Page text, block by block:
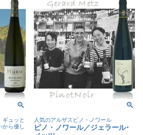
ギュッと
から優し
人気のアルザスピノ・ノワール
ピノ・ノワール／ジェラール･